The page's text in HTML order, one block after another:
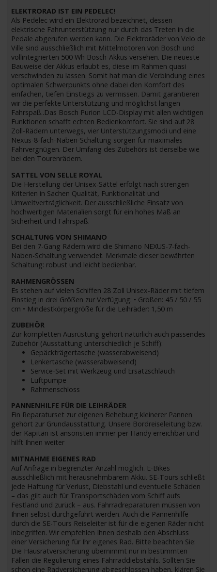
ELEKTRORAD IST EIN PEDELEC!
Als Pedelec wird ein Elektrorad bezeichnet, dessen
elektrische Fahrunterstützung nur durch das Treten in die
Pedale abgerufen werden kann. Die Elektroräder von Velo de
Ville sind ausschließlich mit Mittelmotoren von Bosch und
vollintegrierten 500 Wh Bosch-Akkus versehen. Die neueste
Bauweise der Akkus erlaubt es, diese im Rahmen quasi
verschwinden zu lassen. Somit hat man die Verbindung eines
optimalen Schwerpunkts ohne dabei den Komfort des
einfachen, tiefen Einstiegs zu vermissen. Damit garantieren
wir die perfekte Unterstützung und möglichst langen
Fahrspaß..Das Bosch Purion LCD-Display mit allen wichtigen
Funktionen schafft echten Bedienkomfort. Sie sind auf 28
Zoll-Rädern unterwegs, vier Unterstützungsmodi und eine
Nexus-8-fach-Naben-Schaltung sorgen für maximales
Fahrvergnügen. Der Umfang des Zubehörs ist derselbe wie
bei den Tourenrädern.
SATTEL VON SELLE ROYAL
Die Herstellung der Unisex-Sättel erfolgt nach strengen
Kriterien in Sachen Qualität, Funktionalität und
Umweltverträglichkeit. Der ausschließliche Einsatz von
hochwertigen Materialien sorgt für ein hohes Maß an
Sicherheit und Fahrspaß.
SCHALTUNG VON SHIMANO
Bei den 7-Gang Rädern wird die Shimano NEXUS-7-fach-
Naben-Schaltung verwendet. Merkmale dieser bewährten
Schaltung: robust und leicht bedienbar.
RAHMENGRÖSSEN
Es stehen auf vielen Schiffen 28 Zoll Unisex-Räder mit tiefem
Einstieg in drei Größen zur Verfügung: • Größen: 45 / 50 / 55
cm • Mindestkörpergröße für die Leihräder: 1,50 m
ZUBEHÖR
Zur kompletten Ausrüstung gehört natürlich auch passendes
Zubehör (Ausstattung unterschiedlich je Schiff):
Gepäckträgertasche (wasserabweisend)
Lenkertasche (wasserabweisend)
Service-Set mit Werkzeug und Ersatzschlauch
Luftpumpe
Rahmenschloss
PANNENHILFE FÜR DIE LEIHRÄDER
Ein Reparaturset zur eigenen Behebung kleinerer Pannen
gehört zur Grundausstattung. Unsere Bordreiseleitung bzw.
der Kapitän ist ansonsten immer per Handy erreichbar und
hilft Ihnen weiter
MITNAHME EIGENES RAD
Auf Anfrage in begrenzter Anzahl möglich. E-Bikes
ausschließlich mit herausnehmbarem Akku. SE-Tours schließt
jede Haftung für Verlust, Diebstahl und eventuelle Schäden
– das gilt auch für Transportschäden vom Schiff aufs
Festland und zurück – aus. Fahrradreparaturen müssen von
Ihnen selbst durchgeführt werden. Auch die Pannenhilfe
durch die SE-Tours Reiseleiter ist für die eigenen Räder nicht
inbegriffen. Wir empfehlen Ihnen deshalb den Abschluss
einer Versicherung für Ihr eigenes Rad. Bitte beachten Sie:
Die Hausratversicherung übernimmt nur in bestimmten
Fällen die Regulierung eines Fahrraddiebstahls. Sollten Sie
schon eine Radversicherung abgeschlossen haben, klären Sie